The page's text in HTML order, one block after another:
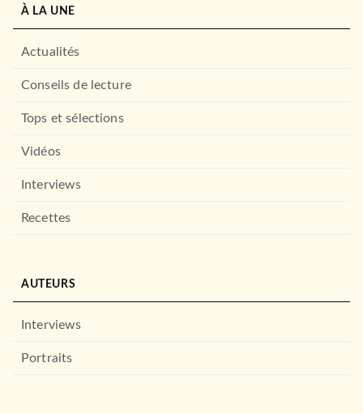
À LA UNE
Actualités
Conseils de lecture
Tops et sélections
Vidéos
Interviews
Recettes
AUTEURS
Interviews
Portraits